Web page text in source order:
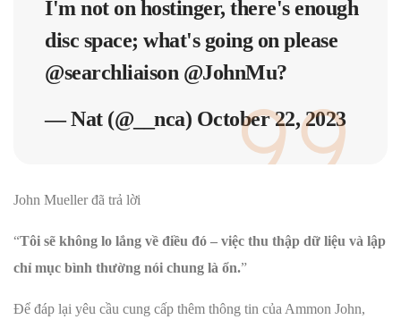
I'm not on hostinger, there's enough
disc space; what's going on please
@searchliaison @JohnMu?
— Nat (@__nca) October 22, 2023
John Mueller đã trả lời
“Tôi sẽ không lo lắng về điều đó – việc thu thập dữ liệu và lập
chỉ mục bình thường nói chung là ổn.”
Để đáp lại yêu cầu cung cấp thêm thông tin của Ammon John,